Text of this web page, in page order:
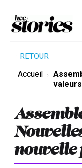
RETOUR
Accueil
nouvelle